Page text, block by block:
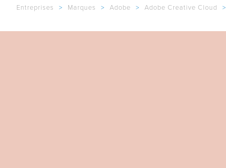
Entreprises > Marques > Adobe > Adobe Creative Cloud >